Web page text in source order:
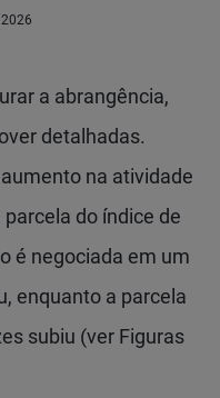
2026
a abrangência,
detalhadas.
na atividade
do índice de
é negociada em um
enquanto a parcela
subiu (ver Figuras